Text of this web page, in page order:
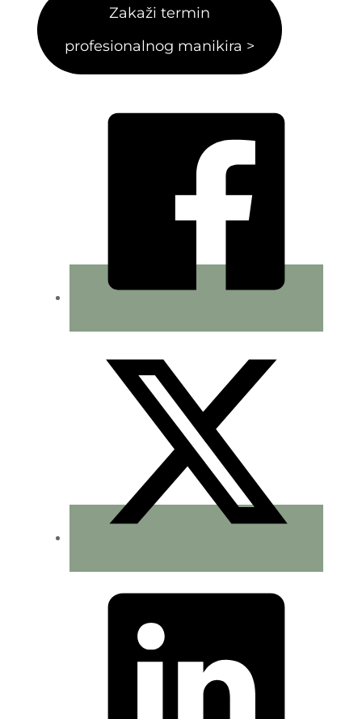
Zakaži termin
profesionalnog manikira >